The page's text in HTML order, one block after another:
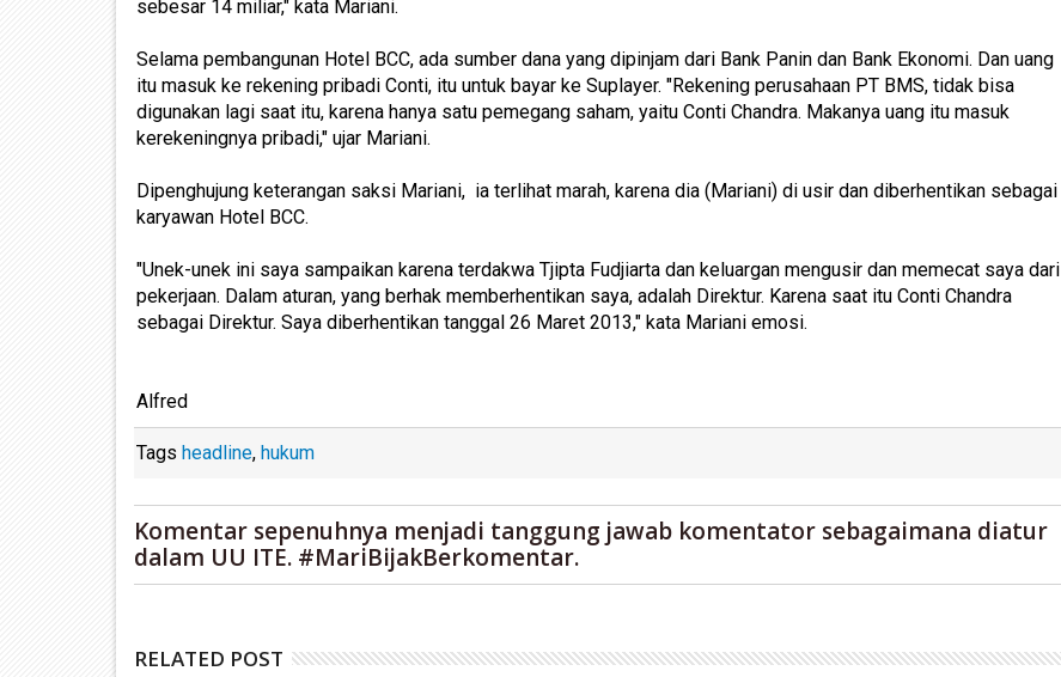
sebesar 14 miliar," kata Mariani.
Selama pembangunan Hotel BCC, ada sumber dana yang dipinjam dari Bank Panin dan Bank Ekonomi. Dan uang
itu masuk ke rekening pribadi Conti, itu untuk bayar ke Suplayer. "Rekening perusahaan PT BMS, tidak bisa
digunakan lagi saat itu, karena hanya satu pemegang saham, yaitu Conti Chandra. Makanya uang itu masuk
kerekeningnya pribadi," ujar Mariani.
Dipenghujung keterangan saksi Mariani, ia terlihat marah, karena dia (Mariani) di usir dan diberhentikan sebagai
karyawan Hotel BCC.
"Unek-unek ini saya sampaikan karena terdakwa Tjipta Fudjiarta dan keluargan mengusir dan memecat saya dari
pekerjaan. Dalam aturan, yang berhak memberhentikan saya, adalah Direktur. Karena saat itu Conti Chandra
sebagai Direktur. Saya diberhentikan tanggal 26 Maret 2013," kata Mariani emosi.
Alfred
Tags headline, hukum
Komentar sepenuhnya menjadi tanggung jawab komentator sebagaimana diatur
dalam UU ITE. #MariBijakBerkomentar.
RELATED POST